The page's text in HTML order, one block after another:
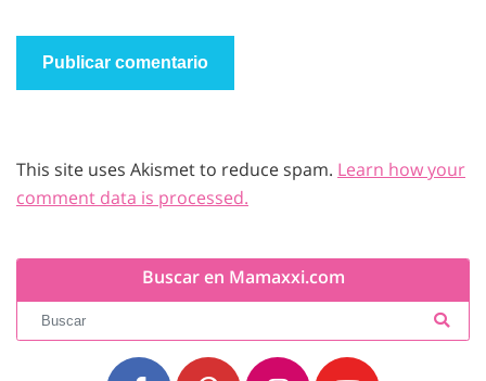
This site uses Akismet to reduce spam. Learn how your
comment data is processed.
Buscar en Mamaxxi.com